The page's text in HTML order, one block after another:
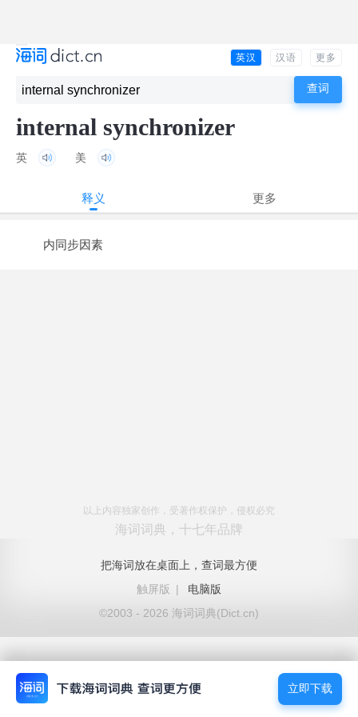
英汉 汉语 更多
internal synchronizer
英 美
释义 更多
内同步因素
以上内容独家创作，受著作权保护，侵权必究
海词词典，十七年品牌
把海词放在桌面上，查词最方便
触屏版
|
电脑版
©2003 - 2026 海词词典(Dict.cn)
立即下载
立即下载